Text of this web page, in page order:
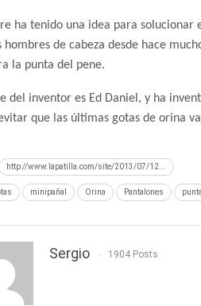
ha tenido una idea para solucionar
hombres de cabeza desde hace
la punta del pene.
del inventor es Ed Daniel, y ha
que las últimas gotas de orina
http://www.lapatilla.com/site/2013/07/12...
minipañal Orina Pantalones punta
Sergio 1904 Posts